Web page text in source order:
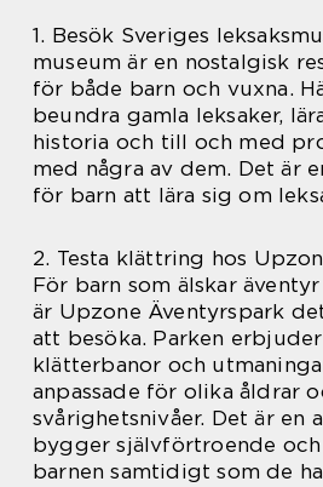
1. Besök Sveriges
museum är en nostalgisk
för både barn och vuxna.
beundra gamla leksaker,
historia och till och med
med några av dem. Det är
för barn att lära sig om
2. Testa klättring hos
För barn som älskar
är Upzone Äventyrspark
att besöka. Parken
klätterbanor och
anpassade för olika åldrar
svårighetsnivåer. Det är en
bygger självförtroende och
barnen samtidigt som de